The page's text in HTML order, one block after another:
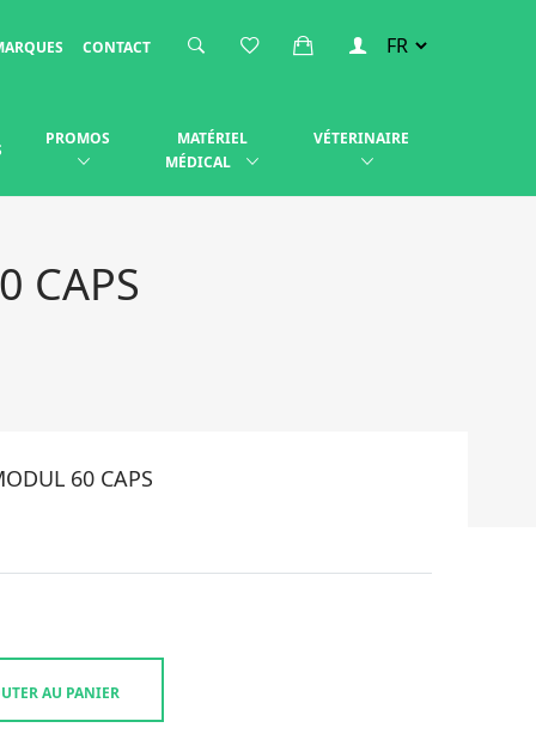
CONTACT
PROMOS
MATÉRIEL
MÉDICAL
VÉTERINAIRE
CAPS
60 CAPS
AU PANIER